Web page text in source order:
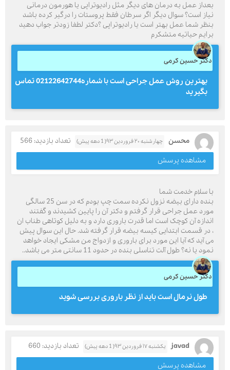
بعداز عمل به درمان های دیگر مثل رادیوتراپی یا هورمون درمانی
نیاز است؟ سوال دیگر اگر سرطان فقط پروستات را درگیر کرده باشد
بنظر شما عمل بهتر است یا رادیوتراپی ؟دکتر لطفا زودتر جواب دهید
برایم حیاتیه متشکرم
دکتر حسین کرمی
بهترین روش عمل جراحی است با شماره02122642744 تماس
بگیرید
محسن چهارشنبه ۲۰ فروردین ۹۳( 1 دهه پیش)
تعداد بازدید: 566
مشاهده پرسش
با سلام خدمت شما
بنده دارای بیضه نزول نکرده سمت چپ بودم که در سن 25 سالگی
مورد عمل جراحی قرار گرفتم و دکتر آن را پایین کشیدند و گفتند
اندازه آن کوچک است اما قدرت باروری دارد و به دلیل کوتاهی طناب ان
، در قسمت ابتدایی کیسه بیضه قرار گرفته شد. حال این سوال پیش
می آید که آیا این مورد برای باروری و ازدواج من مشکی ایجاد خواهد
نمود یا نه؟ طول آلت تناسلی بنده در حدود 11 سانتی متر می باشد..
دکتر حسین کرمی
طول نرمال است باید از نظر باروری بررسی شوید
javad یکشنبه ۱۷ فروردین ۹۳( 1 دهه پیش)
تعداد بازدید: 660
مشاهده پرسش